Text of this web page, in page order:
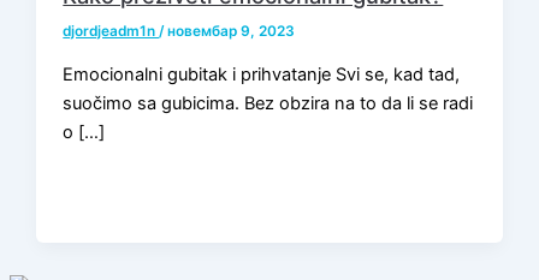
djordjeadm1n/новембар 9, 2023
Emocionalni gubitak i prihvatanje Svi se, kad tad,
suočimo sa gubicima. Bez obzira na to da li se radi
o […]